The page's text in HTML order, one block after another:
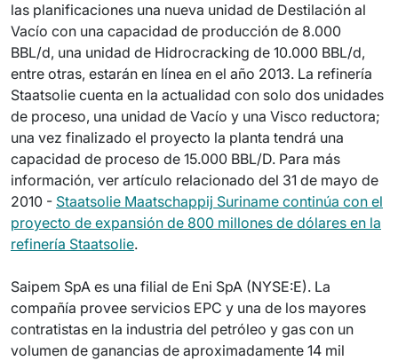
las planificaciones una nueva unidad de Destilación al
Vacío con una capacidad de producción de 8.000
BBL/d, una unidad de Hidrocracking de 10.000 BBL/d,
entre otras, estarán en línea en el año 2013. La refinería
Staatsolie cuenta en la actualidad con solo dos unidades
de proceso, una unidad de Vacío y una Visco reductora;
una vez finalizado el proyecto la planta tendrá una
capacidad de proceso de 15.000 BBL/D. Para más
información, ver artículo relacionado del 31 de mayo de
2010 - Staatsolie Maatschappij Suriname continúa con el
proyecto de expansión de 800 millones de dólares en la
refinería Staatsolie.
Saipem SpA es una filial de Eni SpA (NYSE:E). La
compañía provee servicios EPC y una de los mayores
contratistas en la industria del petróleo y gas con un
volumen de ganancias de aproximadamente 14 mil